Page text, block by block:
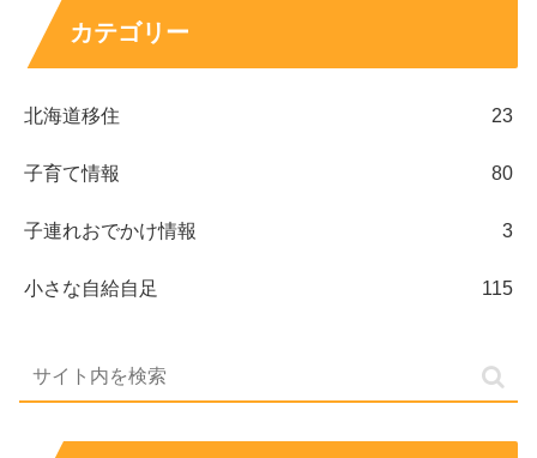
カテゴリー
北海道移住 23
子育て情報 80
子連れおでかけ情報 3
小さな自給自足 115